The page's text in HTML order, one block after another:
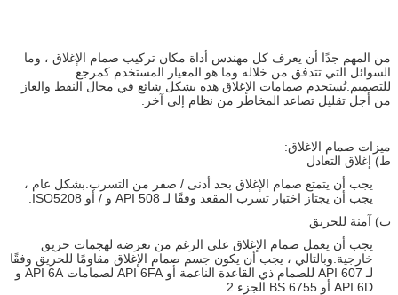
من المهم جدًا أن يعرف كل مهندس أداة مكان تركيب صمام الإغلاق ، وما
السوائل التي تتدفق من خلاله وما هو المعيار المستخدم كمرجع
للتصميم.تُستخدم صمامات الإغلاق هذه بشكل شائع في مجال النفط والغاز
من أجل تقليل تصاعد المخاطر من نظام إلى آخر.
ميزات صمام الاغلاق:
ط) إغلاق التعادل
يجب أن يتمتع صمام الإغلاق بحد أدنى / صفر من التسرب.بشكل عام ،
يجب أن يجتاز اختبار تسرب المقعد وفقًا لـ API 508 و / أو ISO5208.
ب) آمنة للحريق
يجب أن يعمل صمام الإغلاق على الرغم من تعرضه لهجمات حريق
خارجية.وبالتالي ، يجب أن يكون جسم صمام الإغلاق مقاومًا للحريق وفقًا
لـ API 607 ​​للصمام ذي القاعدة الناعمة أو API 6FA لصمامات API 6A و
API 6D أو BS 6755 الجزء 2.